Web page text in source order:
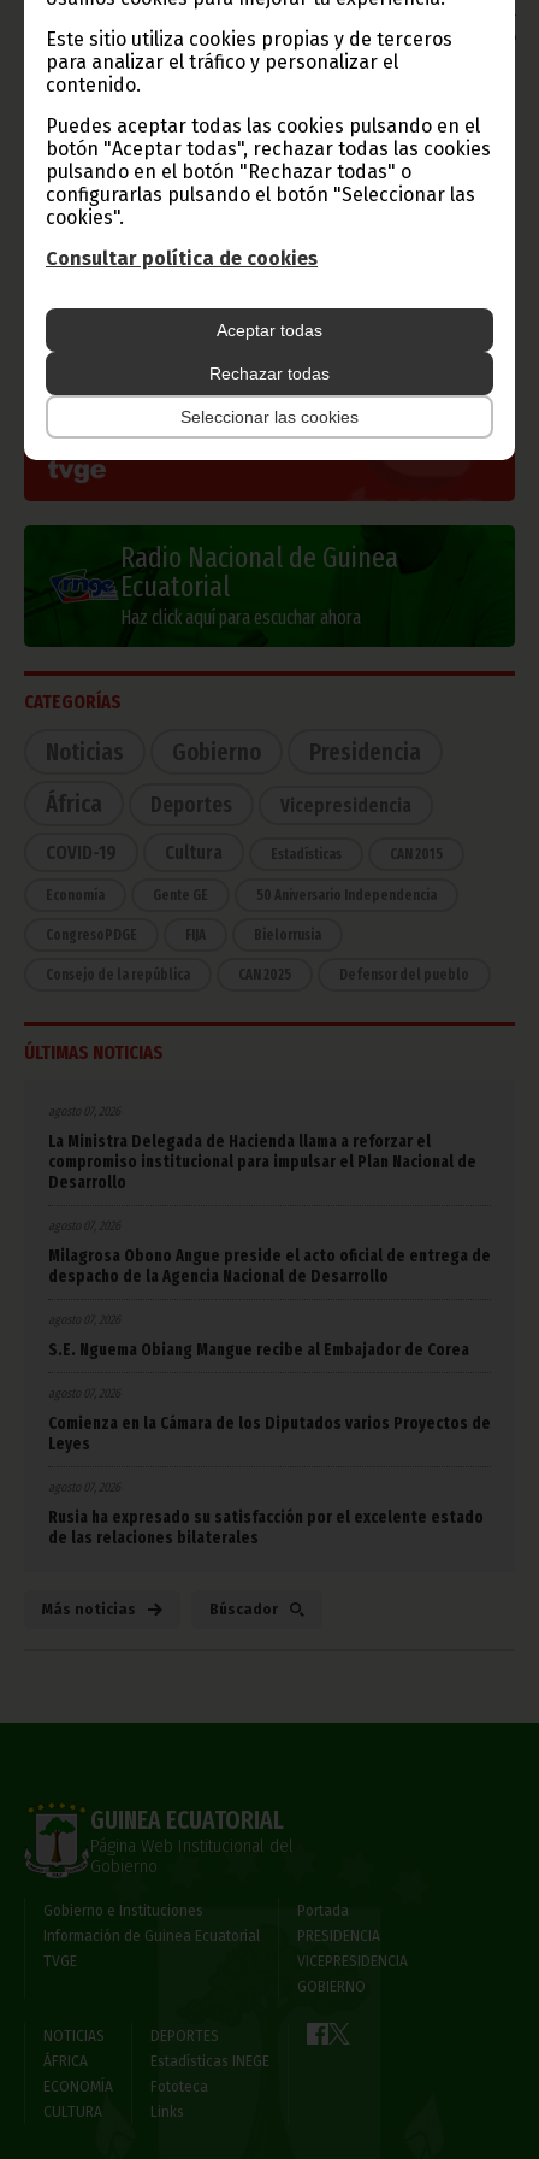
Este sitio utiliza cookies propias y de terceros
para analizar el tráfico y personalizar el
contenido.
Puedes aceptar todas las cookies pulsando en el
botón "Aceptar todas", rechazar todas las cookies
pulsando en el botón "Rechazar todas" o
configurarlas pulsando el botón "Seleccionar las
cookies".
Consultar política de cookies
Aceptar todas
Rechazar todas
Seleccionar las cookies
imágenes que lo acompañen debe hacerse, siempre y en todo
lugar, con la mención de la fuente de origen de la misma
(Oficina de Información y Prensa de Guinea Ecuatorial).
Gobierno e Instituciones
Información de Guinea Ecuatorial
TVGE
Radio Nacional de Guinea
Ecuatorial
Haz click aquí para escuchar ahora
CATEGORÍAS
Noticias Gobierno
Presidencia
África
Deportes Vicepresidencia
COVID-19 Cultura Estadísticas CAN 2015
Economía Gente GE 50 Aniversario Independencia
CongresoPDGE FIJA Bielorrusia
Consejo de la república CAN 2025 Defensor del pueblo
ÚLTIMAS NOTICIAS
agosto 07, 2026
La Ministra Delegada de Hacienda llama a reforzar el
compromiso institucional para impulsar el Plan Nacional de
Desarrollo
agosto 07, 2026
Milagrosa Obono Angue preside el acto oficial de entrega de
despacho de la Agencia Nacional de Desarrollo
agosto 07, 2026
S.E. Nguema Obiang Mangue recibe al Embajador de Corea
agosto 07, 2026
Comienza en la Cámara de los Diputados varios Proyectos de
Leyes
agosto 07, 2026
Rusia ha expresado su satisfacción por el excelente estado
de las relaciones bilaterales
Más noticias Búscador
GUINEA ECUATORIAL
Página Web Institucional del
Gobierno
Gobierno e Instituciones
Información de Guinea Ecuatorial
TVGE
Portada
PRESIDENCIA
VICEPRESIDENCIA
GOBIERNO
NOTICIAS
ÁFRICA
ECONOMÍA
CULTURA
DEPORTES
Estadísticas INEGE
Fototeca
Links